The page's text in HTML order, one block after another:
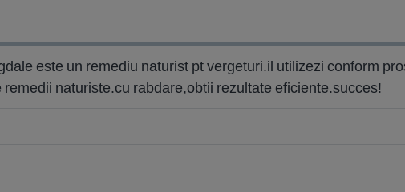
este un remediu naturist pt vergeturi.il utilizezi conform
remedii naturiste.cu rabdare,obtii rezultate eficiente.succes!